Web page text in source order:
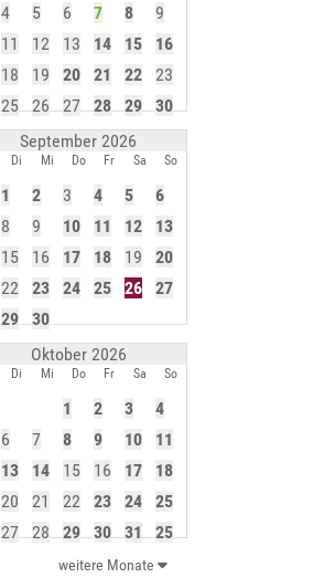
4 5 6 7 8
9
11 12 13 14 15
16
18 19 20 21 22
23
25 26 27 28 29
30
September 2026
Di Mi Do Fr Sa So
1 2 3 4 5
6
8 9 10 11 12
13
15 16 17 18 19
20
22 23 24 25 26
27
29
30
Oktober 2026
Di Mi Do Fr Sa So
1 2 3
4
6 7 8 9 10
11
13 14 15 16 17
18
20 21 22 23 24
25
27 28 29 30 31 25
weitere Monate